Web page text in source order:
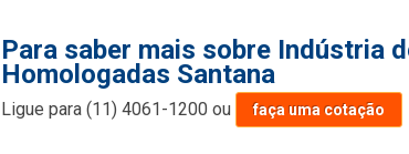
Para saber mais sobre Indústria
Homologadas Santana
Ligue para(11) 4061-1200 ou faça uma cotação